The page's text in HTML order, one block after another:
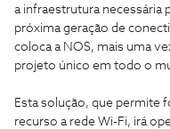
a infraestrutura necessária
próxima geração de
coloca a NOS, mais uma
projeto único em todo o
Esta solução, que permite
recurso a rede Wi-Fi, irá